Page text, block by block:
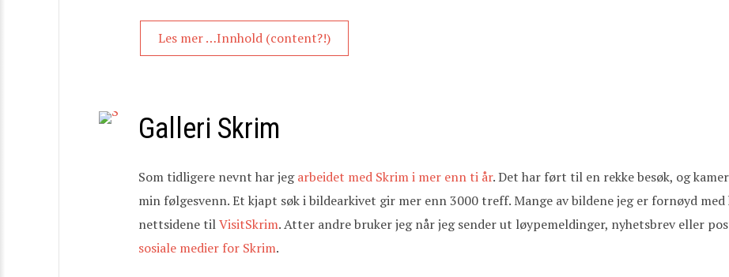
Les mer …Innhold (content?!)
Galleri Skrim
Som tidligere nevnt har jegarbeidet med Skrim i mer enn ti år. Det har ført til en rekke besøk, og
min følgesvenn. Et kjapt søk i bildearkivet gir mer enn 3000 treff. Mange av bildene jeg er fornøyd
nettsidene tilVisitSkrim. Atter andre bruker jeg når jeg sender ut løypemeldinger, nyhetsbrev eller
sosiale medier for Skrim.